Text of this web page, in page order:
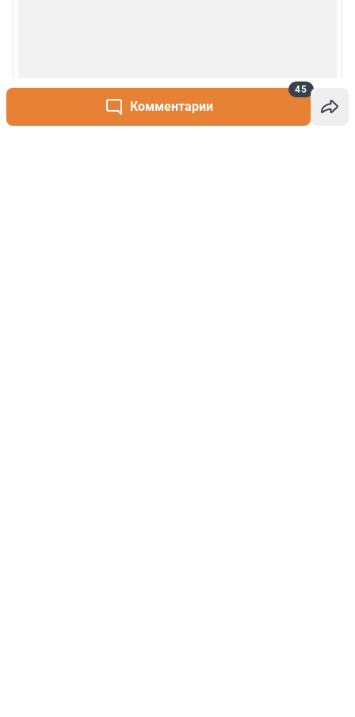
Комментарии
45